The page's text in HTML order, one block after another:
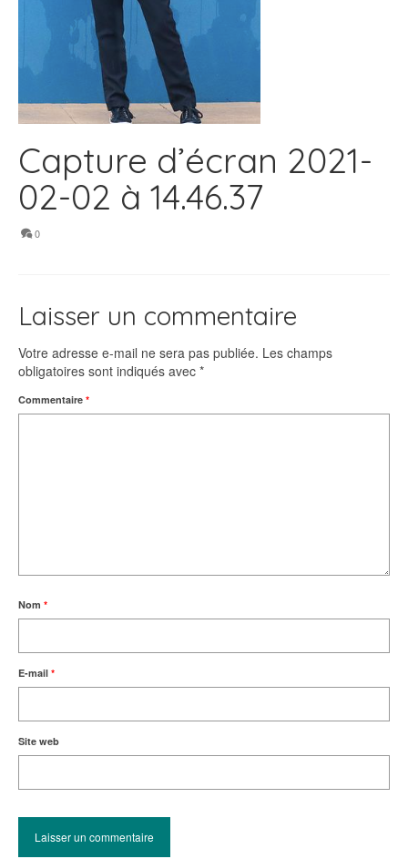
Capture d’écran 2021-
02-02 à 14.46.37
0
Laisser un commentaire
Votre adresse e-mail ne sera pas publiée. Les champs
obligatoires sont indiqués avec *
Commentaire *
Nom *
E-mail *
Site web